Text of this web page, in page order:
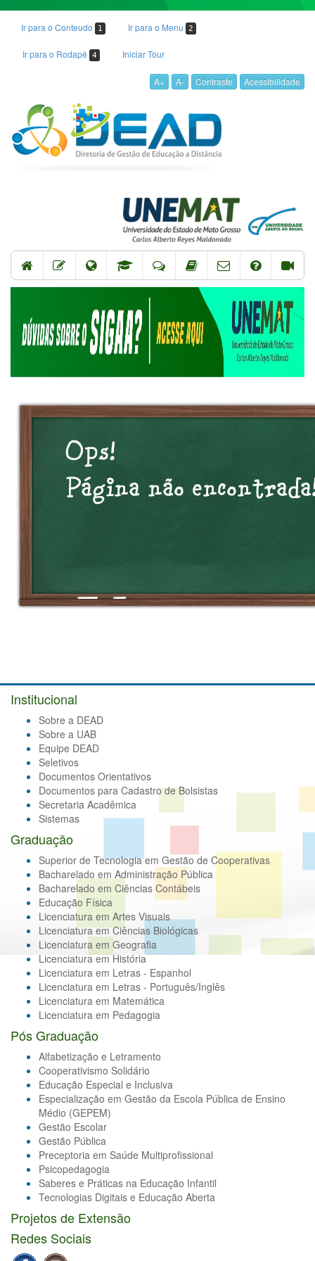
Ir para o Conteudo 1 Ir para o Menu 2
Ir para o Rodapé 4 Iniciar Tour
A+ A- Contraste Acessibilidade
Institucional
Sobre a DEAD
Sobre a UAB
Equipe DEAD
Seletivos
Documentos Orientativos
Documentos para Cadastro de Bolsistas
Secretaria Acadêmica
Sistemas
Graduação
Superior de Tecnologia em Gestão de Cooperativas
Bacharelado em Administração Pública
Bacharelado em Ciências Contábeis
Educação Física
Licenciatura em Artes Visuais
Licenciatura em Ciências Biológicas
Licenciatura em Geografia
Licenciatura em História
Licenciatura em Letras - Espanhol
Licenciatura em Letras - Português/Inglês
Licenciatura em Matemática
Licenciatura em Pedagogia
Pós Graduação
Alfabetização e Letramento
Cooperativismo Solidário
Educação Especial e Inclusiva
Especialização em Gestão da Escola Pública de Ensino
Médio (GEPEM)
Gestão Escolar
Gestão Pública
Preceptoria em Saúde Multiprofissional
Psicopedagogia
Saberes e Práticas na Educação Infantil
Tecnologias Digitais e Educação Aberta
Projetos de Extensão
Redes Sociais